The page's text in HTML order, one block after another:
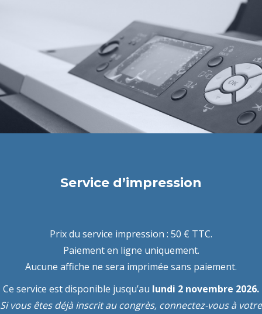
Service d’impression
Prix du service impression : 50 € TTC.
Paiement en ligne uniquement.
Aucune affiche ne sera imprimée sans paiement.
Ce service est disponible jusqu’au lundi 2 novembre 2026.
Si vous êtes déjà inscrit au congrès, connectez-vous à votre